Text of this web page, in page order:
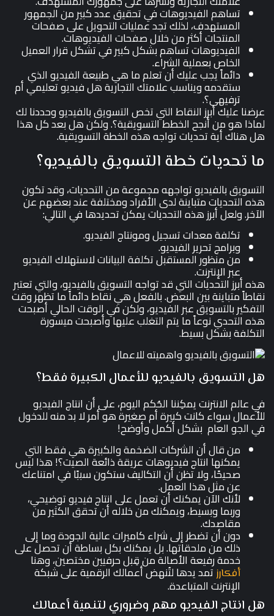
تساهم الفيديوهات في تحقيق عدد كبير من الجمهور
المستهدف، لذلك تجد عمليات التحويل على صفحات
المنتجات أكثر من خلال صفحات الفيديوهات.
الفيديوهات تساهم بشكل كبير في تشكل قرار العميل
الخاص بعملية الشراء.
دائماً يجب عليك أن تعلم ما هي طبيعة الفيديو الذي
ستقدمه ويناسب علامتك التجارية هل فيديو تعليمي أم
ترفيهي؟.
عرضنا عليك أبرز النقاط التي تخص التسويق بالفيديو وحددنا لك
لماذا هو من أنجح الخطط التسويقية؟. ولكن هل بعد كل هذا
هل هناك أية تحديات تواجه هذه الخطة التسويقية.
ما تحديات خطة التسويق بالفيديو؟
التسويق بالفيديو تواجهه مجموعة من التحديات، وقد تكون
هذه التحديات متباينة لدى الأفراد ومختلفة عند بعضهم عن
الآخر. ولعل أبرز هذه التحديات يمكن تحديدها في التالي:
تكلفة معدات تسجيل ومونتاج الفيديو.
وبرامج تحرير الفيديو.
من منظور المستقبل تكلفة البيانات لاستهلاك الفيديو
عبر الإنترنت.
هذه أبرز التحديات التي قد تواجه التسويق بالفيديو، والتي تعتبر
نقاطاً متباينة بين البعض. بالفعل هي نقاط دائماً ما تظهر وقت
التفكير بالتسويق عبر الفيديو، ولكن في الوقت الحالي أصبحت
هذه التحدي نوعاً ما يتم التغلب عليها وأصبحت ميسورة
التكلفة بشكل بسيط.
هل التسويق بالفيديو للأعمال الكبيرة فقط؟
في عالم الانترنت يمكِننا الحُكم اليوم، على أن انتاج الفيديو
للأعمال سواء كانت كبيرة أم صغيرة هو أمر لا بد منه للدخول
في الجو العام بشكل أكمل وأوضح!
من قال أن الشركات الضخمة والكبيرة هي فقط التي
يمكنها انتاج فيديوهات عريقة ذائعة الصيت؟! هذا ليس
صحيحًا، ولا تظن أن التكاليف ستكون سببًا في امتناعك
عن مثل هذا العمل.
لأنك الآن يمكنك أن تعمل على انتاج فيديو توضيحي،
وربما وبسيط، ويمكنك من خلاله أن تحقق الكثير من
مقاصدك.
دون أن تضطر إلى شراء كاميرات عالية الجودة وما إلى
ذلك من ملحقاتها. بل يمكنك بكل بساطة أن تحصل على
خدمة رفيعة الأصالة من قِبل حرفيين مختصين، وهنا
أفكارزتمد يدها لتُنهض أعمالك الرقمية على شبكة
الإنترنت المتباعدة.
هل انتاج الفيديو مهم وضروري لتنمية أعمالك